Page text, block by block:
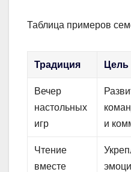
Таблица примеров
Традиция Цель
Вечер
настольных
игр
и
Чтение
вместе